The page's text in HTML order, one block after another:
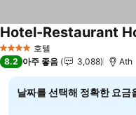
4 성급 호텔
Hotel-Restaurant
8.2 아주 좋음 3,088 Ath
날짜를 선택해 정확한 요금